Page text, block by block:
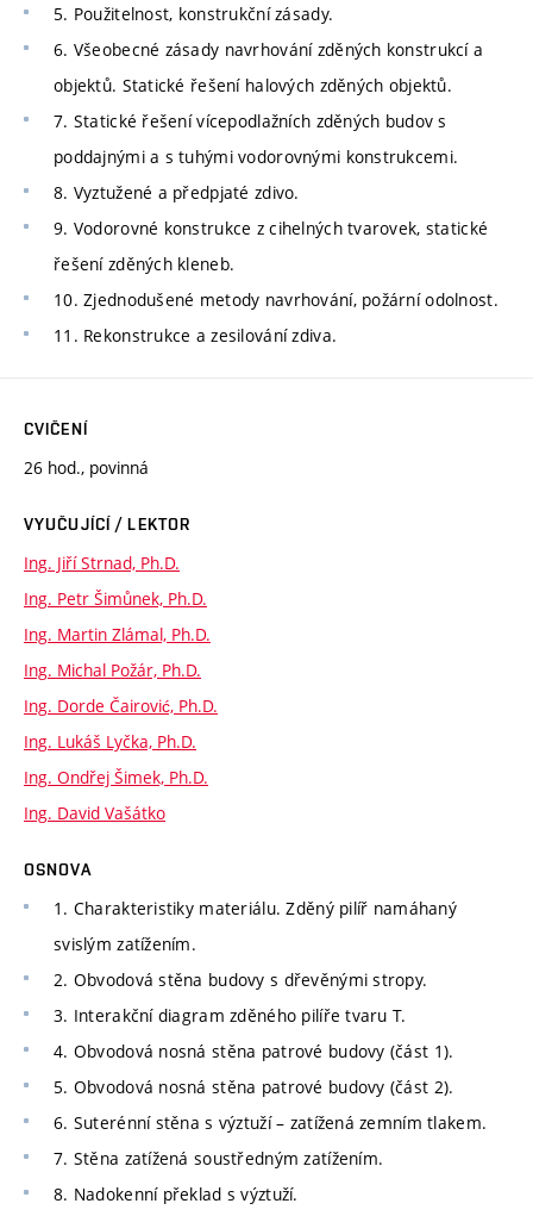
5. Použitelnost, konstrukční zásady.
6. Všeobecné zásady navrhování zděných konstrukcí a
objektů. Statické řešení halových zděných objektů.
7. Statické řešení vícepodlažních zděných budov s
poddajnými a s tuhými vodorovnými konstrukcemi.
8. Vyztužené a předpjaté zdivo.
9. Vodorovné konstrukce z cihelných tvarovek, statické
řešení zděných kleneb.
10. Zjednodušené metody navrhování, požární odolnost.
11. Rekonstrukce a zesilování zdiva.
CVIČENÍ
26 hod., povinná
VYUČUJÍCÍ / LEKTOR
Ing. Jiří Strnad, Ph.D.
Ing. Petr Šimůnek, Ph.D.
Ing. Martin Zlámal, Ph.D.
Ing. Michal Požár, Ph.D.
Ing. Dorde Čairović, Ph.D.
Ing. Lukáš Lyčka, Ph.D.
Ing. Ondřej Šimek, Ph.D.
Ing. David Vašátko
OSNOVA
1. Charakteristiky materiálu. Zděný pilíř namáhaný
svislým zatížením.
2. Obvodová stěna budovy s dřevěnými stropy.
3. Interakční diagram zděného pilíře tvaru T.
4. Obvodová nosná stěna patrové budovy (část 1).
5. Obvodová nosná stěna patrové budovy (část 2).
6. Suterénní stěna s výztuží – zatížená zemním tlakem.
7. Stěna zatížená soustředným zatížením.
8. Nadokenní překlad s výztuží.